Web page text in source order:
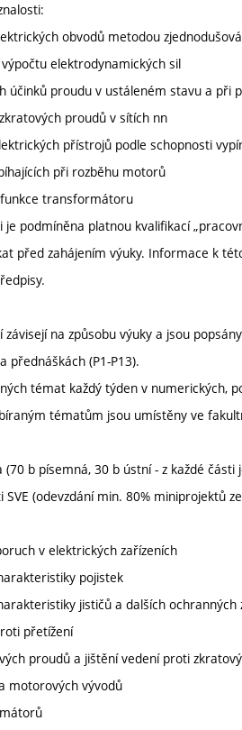
obvodů metodou
elektrodynamických sil
účinků proudu v ustáleném stavu a při
proudů v sítích nn
přístrojů podle schopnosti
při rozběhu motorů
transformátoru
podmíněna platnou kvalifikací
před zahájením výuky. Informace k
závisejí na způsobu výuky a jsou
přednáškách (P1-P13).
témat každý týden v numerických,
tématům jsou umístěny ve
(70 b písemná, 30 b ústní - z každé části
(odevzdání min. 80% miniprojektů
v elektrických zařízeních
pojistek
jističů a dalších ochranných
přetížení
proudů a jištění vedení proti
motorových vývodů